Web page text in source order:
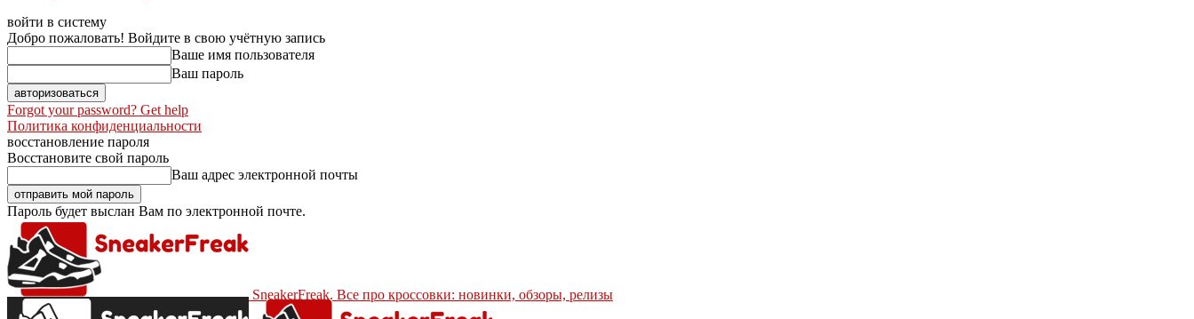
войти в систему
Добро пожаловать! Войдите в свою учётную запись
Ваше имя пользователя
Ваш пароль
Forgot your password? Get help
Политика конфиденциальности
восстановление пароля
Восстановите свой пароль
Ваш адрес электронной почты
Пароль будет выслан Вам по электронной почте.
SneakerFreak. Все про кроссовки: новинки, обзоры, релизы